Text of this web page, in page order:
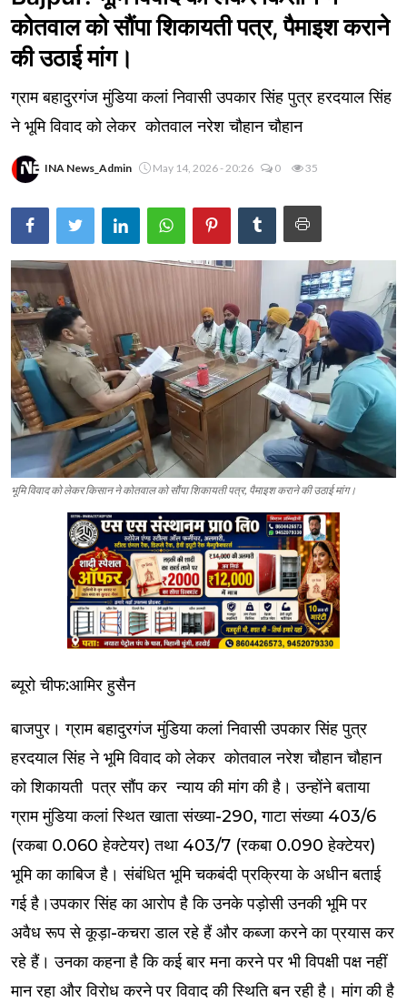
कोतवाल को सौंपा शिकायती पत्र, पैमाइश कराने
की उठाई मांग।
ग्राम बहादुरगंज मुंडिया कलां निवासी उपकार सिंह पुत्र हरदयाल सिंह
ने भूमि विवाद को लेकर कोतवाल नरेश चौहान चौहान
INA News_Admin May 14, 2026 - 20:26 0 35
भूमि विवाद को लेकर किसान ने कोतवाल को सौंपा शिकायती पत्र, पैमाइश कराने की उठाई मांग।
ब्यूरो चीफ:आमिर हुसैन
बाजपुर। ग्राम बहादुरगंज मुंडिया कलां निवासी उपकार सिंह पुत्र
हरदयाल सिंह ने भूमि विवाद को लेकर कोतवाल नरेश चौहान चौहान
को शिकायती पत्र सौंप कर न्याय की मांग की है। उन्होंने बताया
ग्राम मुंडिया कलां स्थित खाता संख्या-290, गाटा संख्या 403/6
(रकबा 0.060 हेक्टेयर) तथा 403/7 (रकबा 0.090 हेक्टेयर)
भूमि का काबिज है। संबंधित भूमि चकबंदी प्रक्रिया के अधीन बताई
गई है।उपकार सिंह का आरोप है कि उनके पड़ोसी उनकी भूमि पर
अवैध रूप से कूड़ा-कचरा डाल रहे हैं और कब्जा करने का प्रयास कर
रहे हैं। उनका कहना है कि कई बार मना करने पर भी विपक्षी पक्ष नहीं
मान रहा और विरोध करने पर विवाद की स्थिति बन रही है। मांग की है